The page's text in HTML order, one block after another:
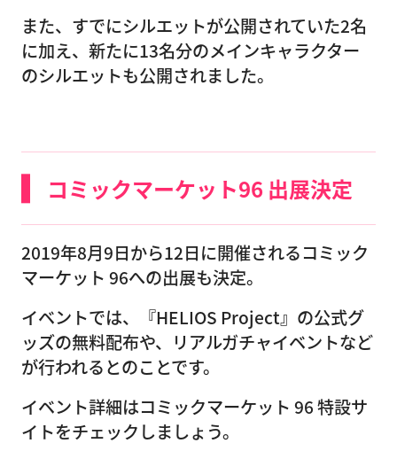
また、すでにシルエットが公開されていた2名
に加え、新たに13名分のメインキャラクター
のシルエットも公開されました。
コミックマーケット96 出展決定
2019年8月9日から12日に開催されるコミック
マーケット 96への出展も決定。
イベントでは、『HELIOS Project』の公式グ
ッズの無料配布や、リアルガチャイベントなど
が行われるとのことです。
イベント詳細はコミックマーケット 96 特設サ
イトをチェックしましょう。